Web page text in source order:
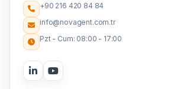
+90 216 420 84 84
info@novagent.com.tr
Pzt - Cum: 08:00 - 17:00